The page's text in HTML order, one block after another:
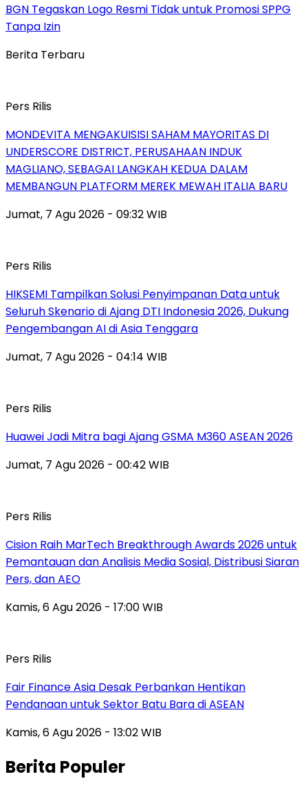
BGN Tegaskan Logo Resmi Tidak untuk Promosi SPPG
Tanpa Izin
Berita Terbaru
Pers Rilis
MONDEVITA MENGAKUISISI SAHAM MAYORITAS DI
UNDERSCORE DISTRICT, PERUSAHAAN INDUK
MAGLIANO, SEBAGAI LANGKAH KEDUA DALAM
MEMBANGUN PLATFORM MEREK MEWAH ITALIA BARU
Jumat, 7 Agu 2026 - 09:32 WIB
Pers Rilis
HIKSEMI Tampilkan Solusi Penyimpanan Data untuk
Seluruh Skenario di Ajang DTI Indonesia 2026, Dukung
Pengembangan AI di Asia Tenggara
Jumat, 7 Agu 2026 - 04:14 WIB
Pers Rilis
Huawei Jadi Mitra bagi Ajang GSMA M360 ASEAN 2026
Jumat, 7 Agu 2026 - 00:42 WIB
Pers Rilis
Cision Raih MarTech Breakthrough Awards 2026 untuk
Pemantauan dan Analisis Media Sosial, Distribusi Siaran
Pers, dan AEO
Kamis, 6 Agu 2026 - 17:00 WIB
Pers Rilis
Fair Finance Asia Desak Perbankan Hentikan
Pendanaan untuk Sektor Batu Bara di ASEAN
Kamis, 6 Agu 2026 - 13:02 WIB
Berita Populer